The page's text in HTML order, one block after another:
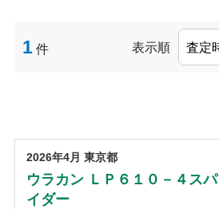
1 件 表示順
2026年4月 東京都
ウラカン ＬＰ６１０－４スパ
イダー